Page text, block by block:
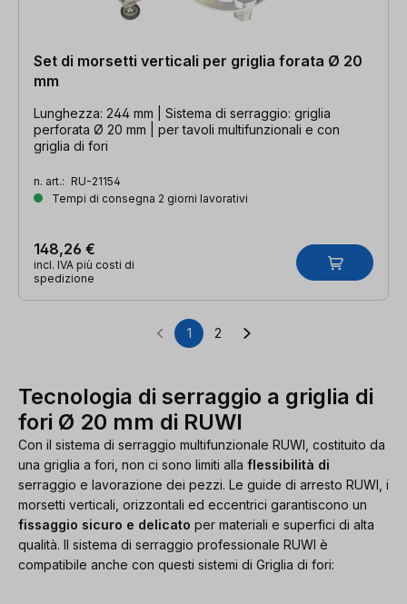
Set di morsetti verticali per griglia forata Ø 20
mm
Lunghezza: 244 mm | Sistema di serraggio: griglia
perforata Ø 20 mm | per tavoli multifunzionali e con
griglia di fori
n. art.: RU-21154
Tempi di consegna 2 giorni lavorativi
148,26 €
incl. IVA più costi di
spedizione
Pagina
1 Pagina
2
Tecnologia di serraggio a griglia di
fori Ø 20 mm di RUWI
Con il sistema di serraggio multifunzionale RUWI, costituito da
una griglia a fori, non ci sono limiti alla flessibilità di
serraggio e lavorazione dei pezzi. Le guide di arresto RUWI, i
morsetti verticali, orizzontali ed eccentrici garantiscono un
fissaggio sicuro e delicato per materiali e superfici di alta
qualità. Il sistema di serraggio professionale RUWI è
compatibile anche con questi sistemi di Griglia di fori: